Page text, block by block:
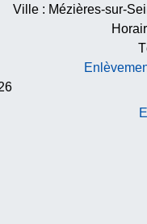
Ville : Mézières-sur-